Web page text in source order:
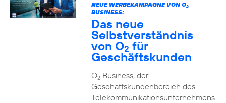
NEUE WERBEKAMPAGNE VON O2
BUSINESS:
Das neue
Selbstverständnis
von O2 für
Geschäftskunden
O2Business, der
Geschäftskundenbereich des
Telekommunikationsunternehmens